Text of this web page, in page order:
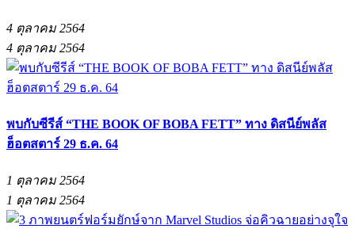
4 ตุลาคม 2564
4 ตุลาคม 2564
พบกับซีรีส์ “THE BOOK OF BOBA FETT” ทาง ดิสนีย์พลัส
ฮ็อตสตาร์ 29 ธ.ค. 64
1 ตุลาคม 2564
1 ตุลาคม 2564